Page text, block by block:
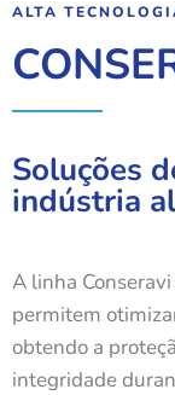
ALTA
Soluções
indústria
A linha
permitem
obtendo a
integridade